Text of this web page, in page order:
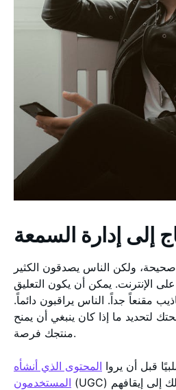
إلى إدارة السمعة
صحيحة، ولكن الناس يصدقون الكثير
على الإنترنت. يمكن أن يكون التعليق
مقنعاً جداً. الناس يراقبون دائماً.
لتحديد ما إذا كان ينبغي أن يمنح
منتجك فرصة.
قبل أن يروا المحتوى الذي أنشأه
المستخدمون (UGC) المصمم جيدًا. قد يؤدي ذلك إلى إيقافهم